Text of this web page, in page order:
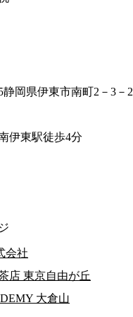
静岡県伊東市南町2－3－
伊東駅徒歩4分
会社
店 東京自由が丘
大倉山